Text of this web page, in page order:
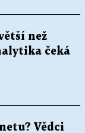
než
čeká
Vědci